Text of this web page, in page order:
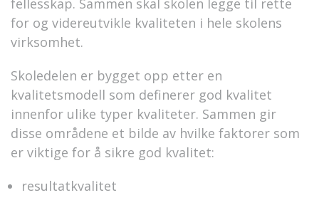
fellesskap. Sammen skal skolen legge til rette
for og videreutvikle kvaliteten i hele skolens
virksomhet.
Skoledelen er bygget opp etter en
kvalitetsmodell som definerer god kvalitet
innenfor ulike typer kvaliteter. Sammen gir
disse områdene et bilde av hvilke faktorer som
er viktige for å sikre god kvalitet:
resultatkvalitet